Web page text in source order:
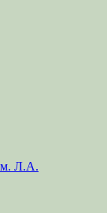
Л.А.